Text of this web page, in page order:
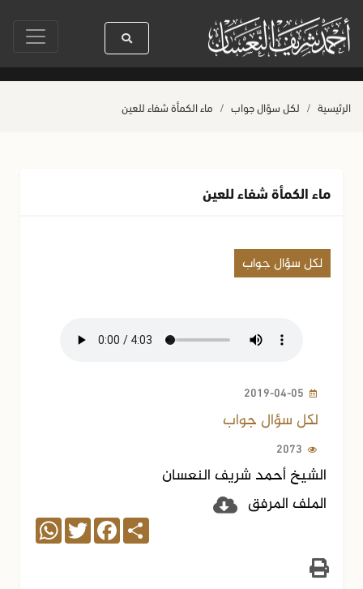
سيدنا رسول الله ﷺ كله رحمة صلاة آخر أربعاء من صفر حياة
الرئيسية لكل سؤال جواب ماء الكمأة شفاء للعين
ماء الكمأة شفاء للعين
لكل سؤال جواب
2019-04-05
لكل سؤال جواب
2073
الشيخ أحمد شريف النعسان
الملف المرفق
Share
Facebook
Twitter
WhatsApp